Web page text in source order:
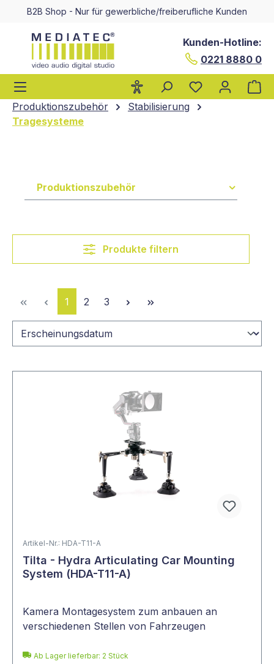
springen
B2B Shop - Nur für gewerbliche/freiberufliche Kunden
Kunden-Hotline:
0221 8880 0
Produktionszubehör
Stabilisierung
Tragesysteme
Produktionszubehör
Produkte filtern
Seite
1 Seite
2 Seite
3
Artikel-Nr.: HDA-T11-A
Tilta - Hydra Articulating Car Mounting
System (HDA-T11-A)
Kamera Montagesystem zum anbauen an
verschiedenen Stellen von Fahrzeugen
Ab Lager lieferbar: 2 Stück